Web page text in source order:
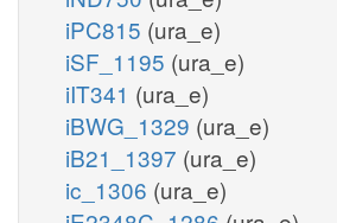
iPC815 (ura_e)
iSF_1195 (ura_e)
iIT341 (ura_e)
iBWG_1329 (ura_e)
iB21_1397 (ura_e)
ic_1306 (ura_e)